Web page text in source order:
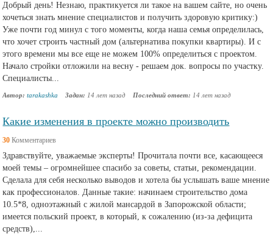
Добрый день! Незнаю, практикуется ли такое на вашем сайте, но очень
хочеться знать мнение специалистов и получить здоровую критику:)
Уже почти год минул с того моменты, когда наша семья определилась,
что хочет строить частный дом (альтернатива покупки квартиры). И с
этого времени мы все еще не можем 100% определиться с проектом.
Начало стройки отложили на весну - решаем док. вопросы по участку.
Специалисты...
Автор: tarakashka Задан: 14 лет назад Последний ответ: 14 лет назад
Какие изменения в проекте можно производить
30 Комментариев
Здравствуйте, уважаемые эксперты! Прочитала почти все, касающееся
моей темы – огромнейшее спасибо за советы, статьи, рекомендации.
Сделала для себя несколько выводов и хотела бы услышать ваше мнение
как профессионалов. Данные такие: начинаем строительство дома
10.5*8, одноэтажный с жилой мансардой в Запорожской области;
имеется польский проект, в который, к сожалению (из-за дефицита
средств),...